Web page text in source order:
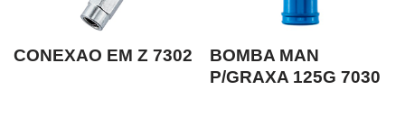
CONEXAO EM Z 7302
BOMBA MAN
P/GRAXA 125G 7030